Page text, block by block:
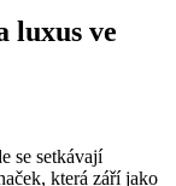
luxus ve
se setkávají
která září jako